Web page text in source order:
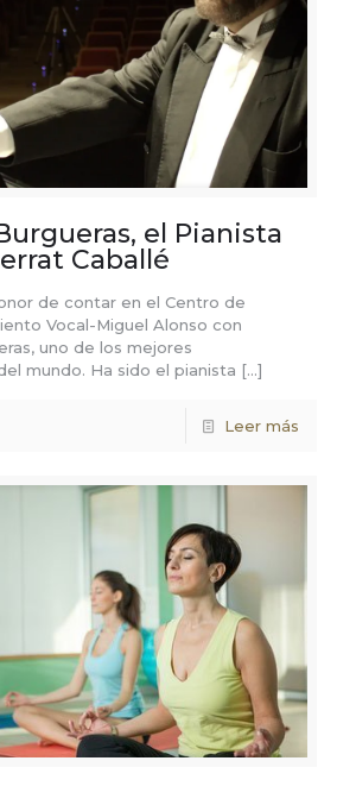
el Pianista
Caballé
de contar en el Centro de
Vocal-Miguel Alonso con
uno de los mejores
mundo. Ha sido el pianista […]
Leer más